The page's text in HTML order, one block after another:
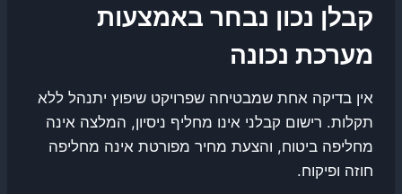
קבלן נכון נבחר באמצעות
מערכת נכונה
אין בדיקה אחת שמבטיחה שפרויקט שיפוץ יתנהל ללא
תקלות. רישום קבלני אינו מחליף ניסיון, המלצה אינה
מחליפה ביטוח, והצעת מחיר מפורטת אינה מחליפה
חוזה ופיקוח.